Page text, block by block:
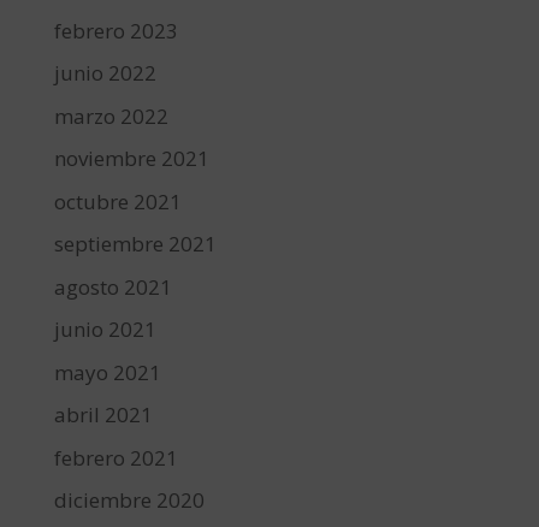
febrero 2023
junio 2022
marzo 2022
noviembre 2021
octubre 2021
septiembre 2021
agosto 2021
junio 2021
mayo 2021
abril 2021
febrero 2021
diciembre 2020